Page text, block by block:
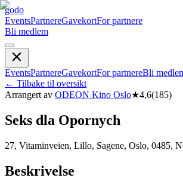
godo
EventsPartnereGavekortFor partnere
Bli medlem
EventsPartnereGavekortFor partnereBli
← Tilbake til oversikt
Arrangert av ODEON Kino Oslo★4,6(185)
Seks dla Opornych
27, Vitaminveien, Lillo, Sagene, Oslo, 0485,
Beskrivelse